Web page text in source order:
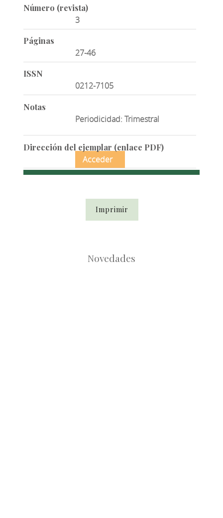
Número (revista)
3
Páginas
27-46
ISSN
0212-7105
Notas
Periodicidad: Trimestral
Dirección del ejemplar (enlace PDF)
Acceder
Imprimir
Novedades